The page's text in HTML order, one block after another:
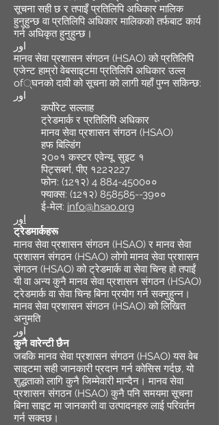
सूचना सही छ र तपाइँ प्रतिलिपि अधिकार मालिक
हुनुहुन्छ वा प्रतिलिपि अधिकार मालिकको तर्फबाट कार्य
गर्न अधिकृत हुनुहुन्छ।
اور
मानव सेवा प्रशासन संगठन (HSAO) को प्रतिलिपि
एजेन्ट हाम्रो वेबसाइटमा प्रतिलिपि अधिकार उल्ल
of्घनको दावी को सूचना को लागी यहाँ पुग्न सकिन्छ:
اور
कर्पोरेट सल्लाह
ट्रेडमार्क र प्रतिलिपि अधिकार
मानव सेवा प्रशासन संगठन (HSAO)
हफ बिल्डिंग
२0०१ कस्टर एवेन्यू, सुइट १
पिट्सबर्ग, पीए १22२227
फोन: (12१२) 4 884-4500००
फ्याक्स: (12१२) 858585--39००
ई-मेल: info@hsao.org
اور
ट्रेडमार्कहरू
मानव सेवा प्रशासन संगठन (HSAO) र मानव सेवा
प्रशासन संगठन (HSAO) लोगो मानव सेवा प्रशासन
संगठन (HSAO) को ट्रेडमार्क वा सेवा चिन्ह हो तपाईं
यी वा अन्य कुनै मानव सेवा प्रशासन संगठन (HSAO)
ट्रेडमार्क वा सेवा चिन्ह बिना प्रयोग गर्न सक्नुहुन्न।
मानव सेवा प्रशासन संगठन (HSAO) को लिखित
अनुमति
اور
कुनै वारेन्टी छैन
जबकि मानव सेवा प्रशासन संगठन (HSAO) यस वेब
साइटमा सही जानकारी प्रदान गर्न कोसिस गर्दछ, यो
शुद्धताको लागि कुनै जिम्मेवारी मान्दैन। मानव सेवा
प्रशासन संगठन (HSAO) कुनै पनि समयमा सूचना
बिना साइट मा जानकारी वा उत्पादनहरु लाई परिवर्तन
गर्न सक्दछ।